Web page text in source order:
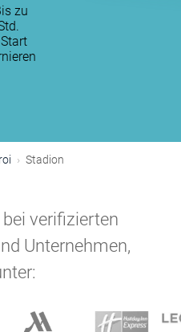
zu
Stadion
verifizierten
Unternehmen,